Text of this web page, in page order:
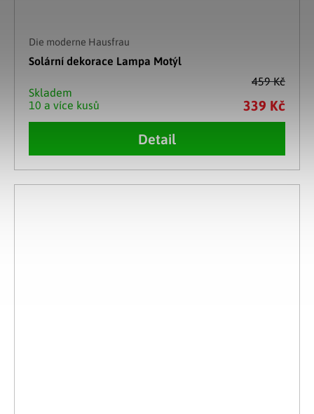
459 Kč
Die moderne Hausfrau
Solární dekorace Lampa Motýl
Skladem
10 a více kusů
339 Kč
Detail